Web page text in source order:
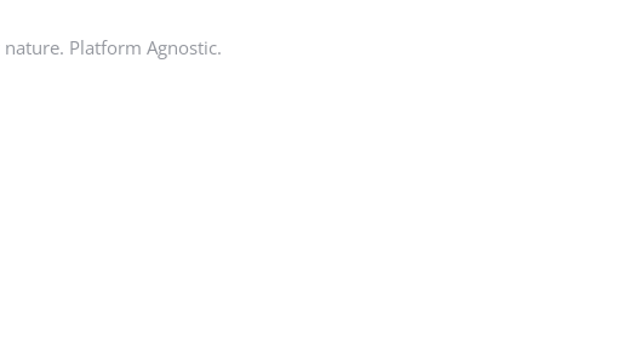
Platform Agnostic.